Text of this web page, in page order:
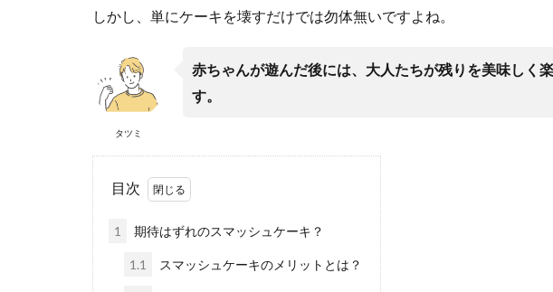
しかし、単にケーキを壊すだけでは勿体無いですよね。
タツミ
赤ちゃんが遊んだ後には、大人たちが残りを美味しく
す。
目次
1 期待はずれのスマッシュケーキ？
1.1 スマッシュケーキのメリットとは？